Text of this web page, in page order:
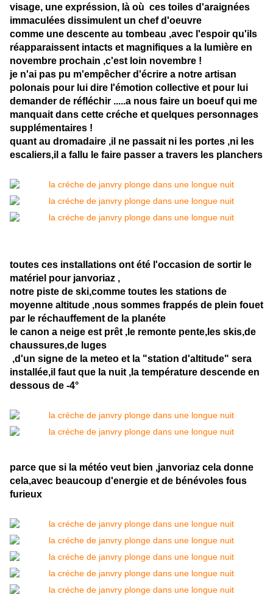
visage, une expréssion, là où ces toiles d'araignées
immaculées dissimulent un chef d'oeuvre
comme une descente au tombeau ,avec l'espoir qu'ils
réapparaissent intacts et magnifiques a la lumière en
novembre prochain ,c'est loin novembre !
je n'ai pas pu m'empêcher d'écrire a notre artisan
polonais pour lui dire l'émotion collective et pour lui
demander de réfléchir .....a nous faire un boeuf qui me
manquait dans cette créche et quelques personnages
supplémentaires !
quant au dromadaire ,il ne passait ni les portes ,ni les
escaliers,il a fallu le faire passer a travers les planchers
toutes ces installations ont été l'occasion de sortir le
matériel pour janvoriaz ,
notre piste de ski,comme toutes les stations de
moyenne altitude ,nous sommes frappés de plein fouet
par le réchauffement de la planéte
le canon a neige est prêt ,le remonte pente,les skis,de
chaussures,de luges
,d'un signe de la meteo et la "station d'altitude" sera
installée,il faut que la nuit ,la température descende en
dessous de -4°
parce que si la météo veut bien ,janvoriaz cela donne
cela,avec beaucoup d'energie et de bénévoles fous
furieux